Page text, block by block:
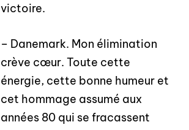
victoire.
– Danemark. Mon élimination
crève cœur. Toute cette
énergie, cette bonne humeur et
cet hommage assumé aux
années 80 qui se fracassent